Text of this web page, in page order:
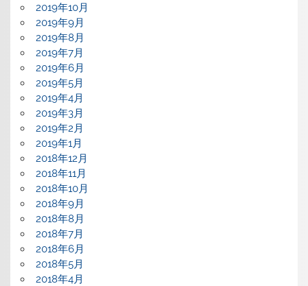
2019年10月
2019年9月
2019年8月
2019年7月
2019年6月
2019年5月
2019年4月
2019年3月
2019年2月
2019年1月
2018年12月
2018年11月
2018年10月
2018年9月
2018年8月
2018年7月
2018年6月
2018年5月
2018年4月